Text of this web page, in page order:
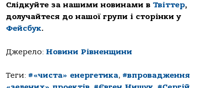
Слідкуйте за нашими новинами в Твіттер,
долучайтеся до нашої групи і сторінки у
Фейсбук.
Джерело: Новини Рівненщини
Теги: #«чиста» енергетика, #впровадження